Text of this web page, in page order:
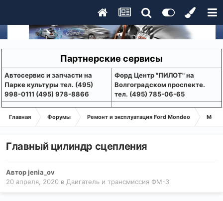
Партнерские сервисы
Aвтосервис и запчасти на
Парке культуры тел. (495)
998-0111 (495) 978-8866
Форд Центр "ПИЛОТ" на
Волгоградском проспекте.
тел. (495) 785-06-65
Главная Форумы Ремонт и эксплуатация Ford Mondeo
Главный цилиндр сцепления
Авторjenia_ov
20 апреля, 2020 в Двигатель и трансмиссия ФМ-3